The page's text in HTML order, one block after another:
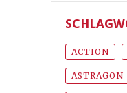
ACTION
ASTRAGON